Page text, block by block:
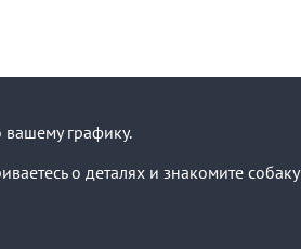
графику.
о деталях и знакомите собаку